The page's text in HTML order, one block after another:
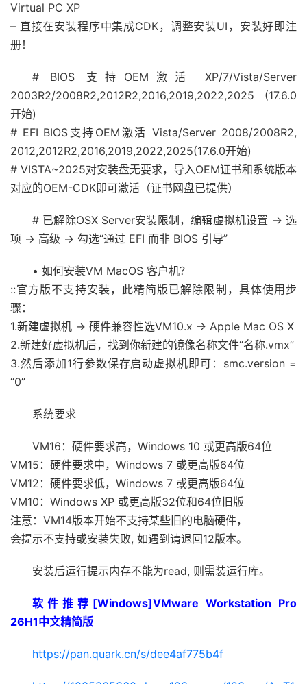
Virtual PC XP
– 直接在安装程序中集成CDK，调整安装UI，安装好即注
册！
# BIOS 支持OEM激活 XP/7/Vista/Server
2003R2/2008R2,2012R2,2016,2019,2022,2025 (17.6.0
开始)
# EFI BIOS支持OEM激活 Vista/Server 2008/2008R2,
2012,2012R2,2016,2019,2022,2025(17.6.0开始)
# VISTA~2025对安装盘无要求，导入OEM证书和系统版本
对应的OEM-CDK即可激活（证书网盘已提供）
# 已解除OSX Server安装限制，编辑虚拟机设置 -> 选
项 -> 高级 -> 勾选“通过 EFI 而非 BIOS 引导”
• 如何安装VM MacOS 客户机？
::官方版不支持安装，此精简版已解除限制，具体使用步
骤：
1.新建虚拟机 -> 硬件兼容性选VM10.x -> Apple Mac OS X
2.新建好虚拟机后，找到你新建的镜像名称文件“名称.vmx”
3.然后添加1行参数保存启动虚拟机即可：smc.version =
“0”
系统要求
VM16：硬件要求高，Windows 10 或更高版64位
VM15：硬件要求中，Windows 7 或更高版64位
VM12：硬件要求低，Windows 7 或更高版64位
VM10：Windows XP 或更高版32位和64位旧版
注意：VM14版本开始不支持某些旧的电脑硬件，
会提示不支持或安装失败, 如遇到请退回12版本。
安装后运行提示内存不能为read, 则需装运行库。
软件推荐[Windows]VMware Workstation Pro
26H1中文精简版
https://pan.quark.cn/s/dee4af775b4f